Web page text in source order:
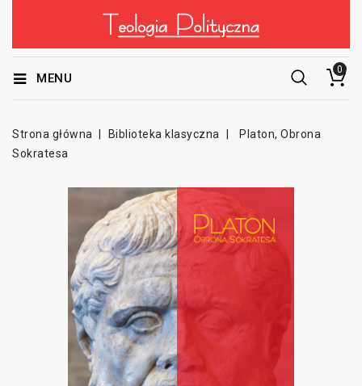
0
MENU
Strona główna Biblioteka klasyczna
Platon, Obrona
Sokratesa